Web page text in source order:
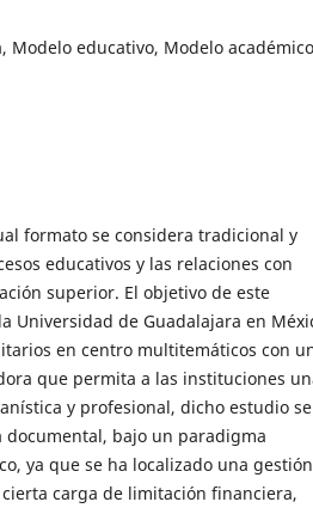
Modelo educativo, Modelo
formato se considera tradicional y
educativos y las relaciones con
superior. El objetivo de este
Universidad de Guadalajara en
en centro multitemáticos con
que permita a las instituciones
y profesional, dicho estudio se
bajo un paradigma
ya que se ha localizado una gestión
carga de limitación financiera,